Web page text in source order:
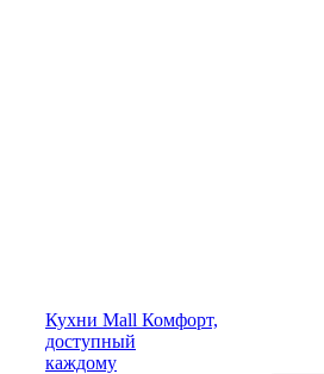
Кухни Mall Комфорт,
доступный
каждому